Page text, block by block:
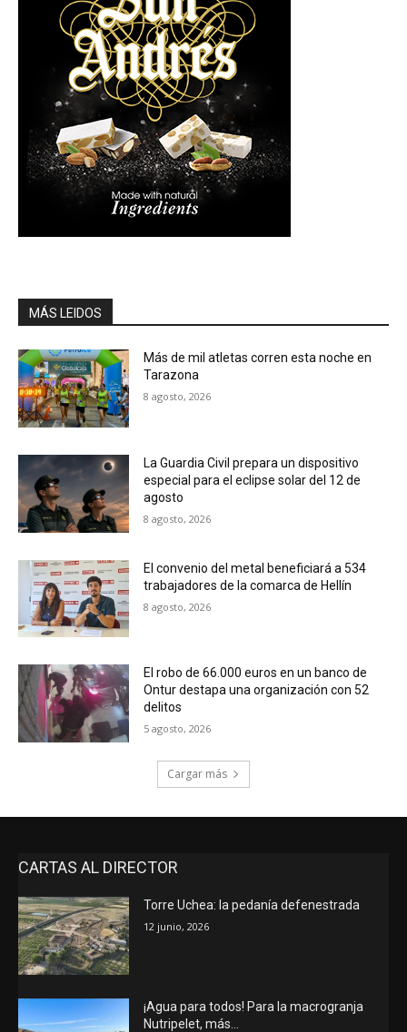
MÁS LEIDOS
Más de mil atletas corren esta noche en
Tarazona
8 agosto, 2026
La Guardia Civil prepara un dispositivo
especial para el eclipse solar del 12 de
agosto
8 agosto, 2026
El convenio del metal beneficiará a 534
trabajadores de la comarca de Hellín
8 agosto, 2026
El robo de 66.000 euros en un banco de
Ontur destapa una organización con 52
delitos
5 agosto, 2026
Cargar más
CARTAS AL DIRECTOR
Torre Uchea: la pedanía defenestrada
12 junio, 2026
¡Agua para todos! Para la macrogranja
Nutripelet, más…